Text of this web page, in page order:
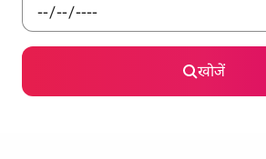
खोजें